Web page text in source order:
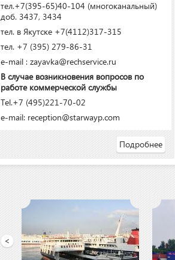
тел.+7(395-65)40-104 (многоканальный)
доб. 3437, 3434
тел. в Якутске +7(4112)317-315
тел. +7 (395) 279-86-31
e-mail : zayavka@rechservice.ru
В случае возникновения вопросов по
работе коммерческой службы
Tel.+7 (495)221-70-02
e-mail: reception@starwayp.com
Подробнее
<